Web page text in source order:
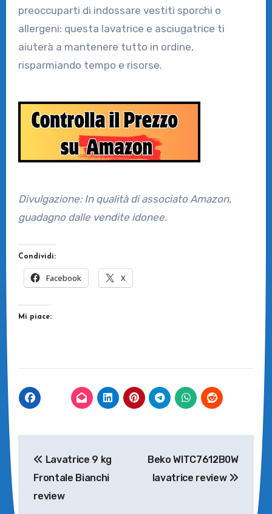
preoccuparti di indossare vestiti sporchi o
allergeni: questa lavatrice e asciugatrice ti
aiuterà a mantenere tutto in ordine,
risparmiando tempo e risorse.
Divulgazione: In qualità di associato Amazon,
guadagno dalle vendite idonee.
Condividi:
Facebook X
Mi piace:
articoli
Lavatrice 9 kg
Frontale Bianchi
review
Beko WITC7612B0W
lavatrice review